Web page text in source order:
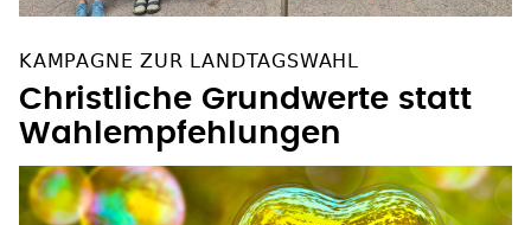
KAMPAGNE ZUR LANDTAGSWAHL
Christliche Grundwerte statt
Wahlempfehlungen